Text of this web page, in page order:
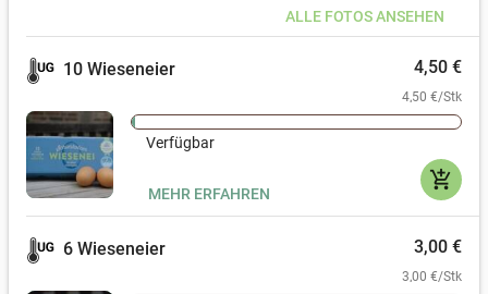
ALLE FOTOS ANSEHEN
10 Wieseneier 4,50 €
4,50 €/Stk
Verfügbar
add_shopping_cart
MEHR ERFAHREN
6 Wieseneier 3,00 €
3,00 €/Stk